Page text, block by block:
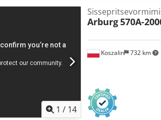
1 / 14
Koszalin 732 km
Arburg570A-